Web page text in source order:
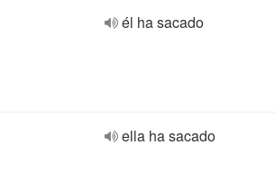
él ha sacado
ella ha sacado